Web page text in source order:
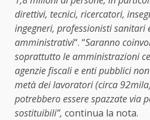
direttivi, tecnici, ricercatori,
ingegneri, professionisti sanitari
amministrativi“. “Saranno
soprattutto le amministrazioni
agenzie fiscali e enti pubblici
metà dei lavoratori (circa
potrebbero essere spazzate via
sostituibili”, continua la nota.